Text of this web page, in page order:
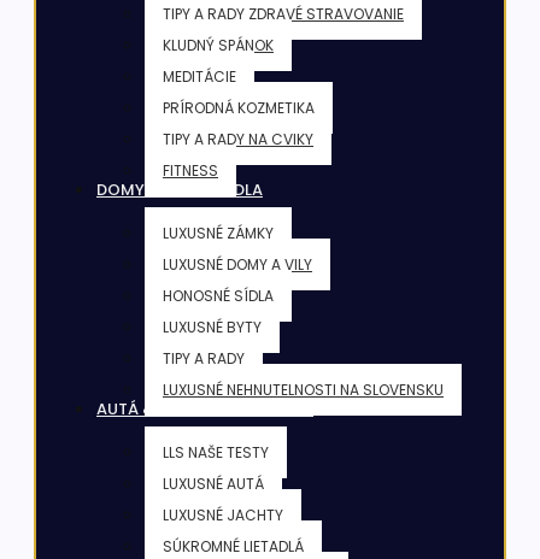
TIPY A RADY ZDRAVÉ STRAVOVANIE
KLUDNÝ SPÁNOK
MEDITÁCIE
PRÍRODNÁ KOZMETIKA
TIPY A RADY NA CVIKY
FITNESS
DOMY & VILY & SÍDLA
LUXUSNÉ ZÁMKY
LUXUSNÉ DOMY A VILY
HONOSNÉ SÍDLA
LUXUSNÉ BYTY
TIPY A RADY
LUXUSNÉ NEHNUTELNOSTI NA SLOVENSKU
AUTÁ & JACHTY & LIETADLÁ
LLS NAŠE TESTY
LUXUSNÉ AUTÁ
LUXUSNÉ JACHTY
SÚKROMNÉ LIETADLÁ